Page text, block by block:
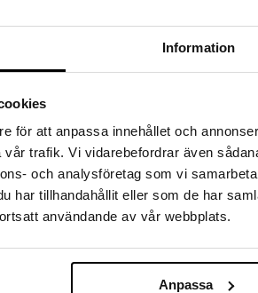
Information
för att anpassa innehållet och
trafik. Vi vidarebefordrar även
och analysföretag som vi
har tillhandahållit eller som de har
användande av vår webbplats.
Anpassa
Aromatics Elixir- Perfume Spray
CLINIQUE
Romantisk, blommande doft från
Clinique
fr.400 kr (ord.499 kr)